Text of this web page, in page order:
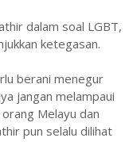
dalam soal LGBT,
ketegasan.
berani menegur
jangan melampaui
Melayu dan
pun selalu dilihat